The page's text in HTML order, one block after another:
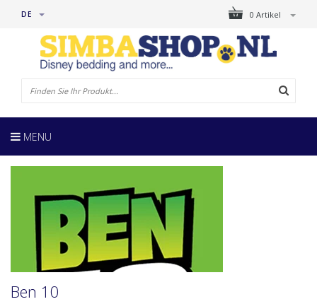
0 Artikel
DE
MENU
Ben 10